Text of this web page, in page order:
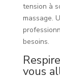
tension à
massage.
besoins.
vous